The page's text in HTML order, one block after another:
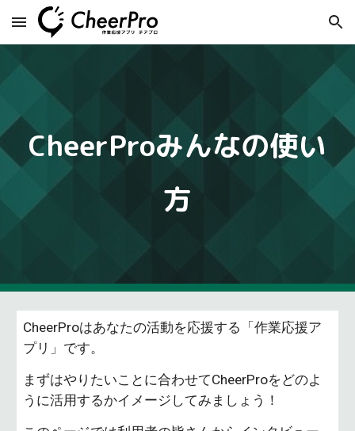
Skip to main content Skip to navigation
CheerProみんなの使い
方
CheerProはあなたの活動を応援する「作業応援ア
プリ」です。
まずはやりたいことに合わせてCheerProをどのよ
うに活用するかイメージしてみましょう！